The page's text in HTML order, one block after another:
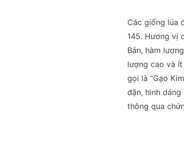
Các giống lúa
145. Hương vị
Bản, hàm
lượng cao và
gọi là “Gạo
đặn, hình
thông qua